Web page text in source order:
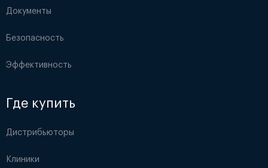
Документы
Безопасность
Эффективность
Где купить
Дистрибьюторы
Клиники